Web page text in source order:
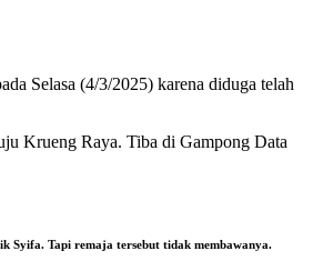
Selasa (4/3/2025) karena diduga telah
Krueng Raya. Tiba di Gampong Data
Syifa. Tapi remaja tersebut tidak membawanya.